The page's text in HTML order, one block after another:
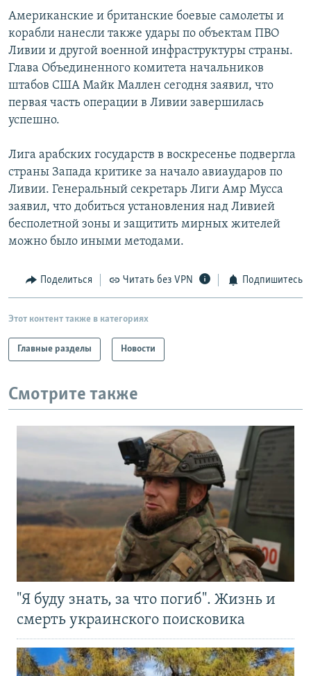
Американские и британские боевые самолеты и
корабли нанесли также удары по объектам ПВО
Ливии и другой военной инфраструктуры страны.
Глава Объединенного комитета начальников
штабов США Майк Маллен сегодня заявил, что
первая часть операции в Ливии завершилась
успешно.
Лига арабских государств в воскресенье подвергла
страны Запада критике за начало авиаударов по
Ливии. Генеральный секретарь Лиги Амр Мусса
заявил, что добиться установления над Ливией
бесполетной зоны и защитить мирных жителей
можно было иными методами.
Поделиться Читать без VPN Подпишитесь
Этот контент также в категориях
Главные разделы Новости
Смотрите также
"Я буду знать, за что погиб". Жизнь и
смерть украинского поисковика